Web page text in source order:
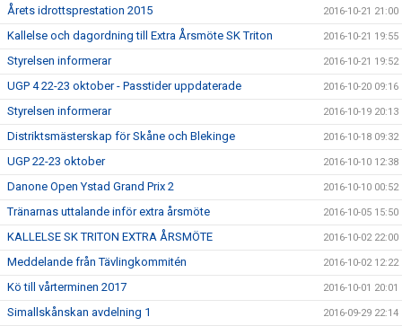
Årets idrottsprestation 2015 2016-10-21 21:00
Kallelse och dagordning till Extra Årsmöte SK Triton 2016-10-21 19:55
Styrelsen informerar 2016-10-21 19:52
UGP 4 22-23 oktober - Passtider uppdaterade 2016-10-20 09:16
Styrelsen informerar 2016-10-19 20:13
Distriktsmästerskap för Skåne och Blekinge 2016-10-18 09:32
UGP 22-23 oktober 2016-10-10 12:38
Danone Open Ystad Grand Prix 2 2016-10-10 00:52
Tränarnas uttalande inför extra årsmöte 2016-10-05 15:50
KALLELSE SK TRITON EXTRA ÅRSMÖTE 2016-10-02 22:00
Meddelande från Tävlingkommitén 2016-10-02 12:22
Kö till vårterminen 2017 2016-10-01 20:01
Simallskånskan avdelning 1 2016-09-29 22:14